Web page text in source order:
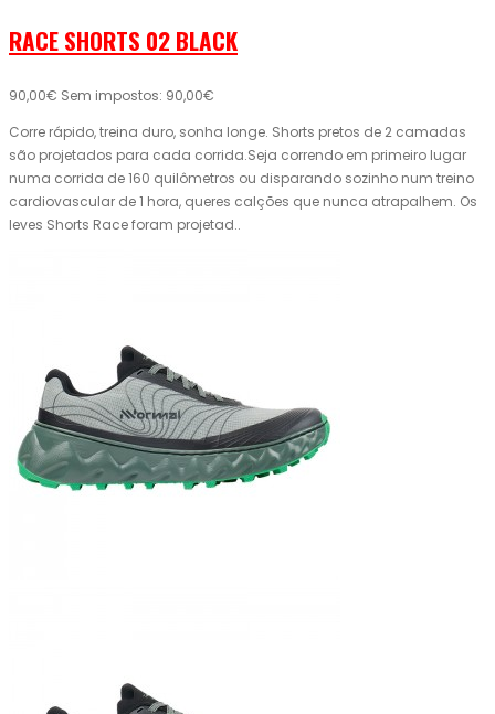
RACE SHORTS 02 BLACK
90,00€ Sem impostos: 90,00€
Corre rápido, treina duro, sonha longe. Shorts pretos de 2 camadas
são projetados para cada corrida.Seja correndo em primeiro lugar
numa corrida de 160 quilômetros ou disparando sozinho num treino
cardiovascular de 1 hora, queres calções que nunca atrapalhem. Os
leves Shorts Race foram projetad..